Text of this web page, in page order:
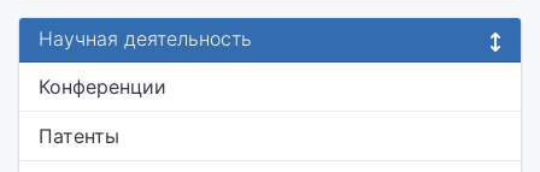
Научная деятельность
Конференции
Патенты